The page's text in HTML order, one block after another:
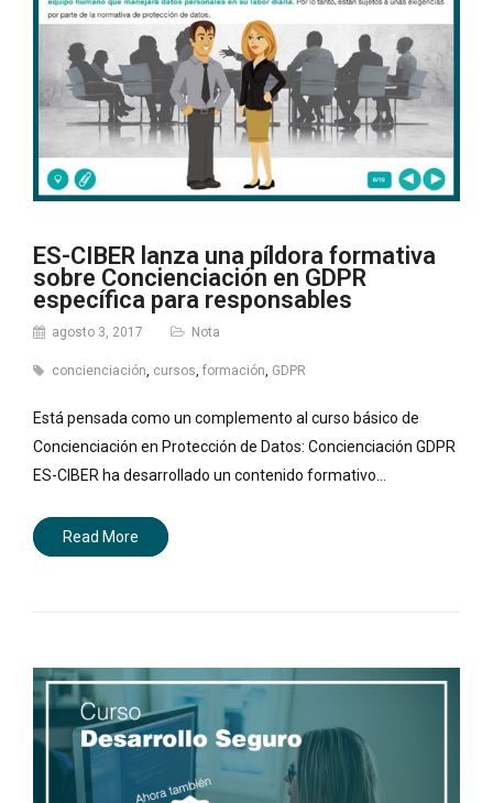
ES-CIBER lanza una píldora formativa
sobre Concienciación en GDPR
específica para responsables
agosto 3, 2017 Nota
concienciación cursos formación GDPR
Está pensada como un complemento al curso básico de
Concienciación en Protección de Datos: Concienciación GDPR
ES-CIBER ha desarrollado un contenido formativo…
Read More